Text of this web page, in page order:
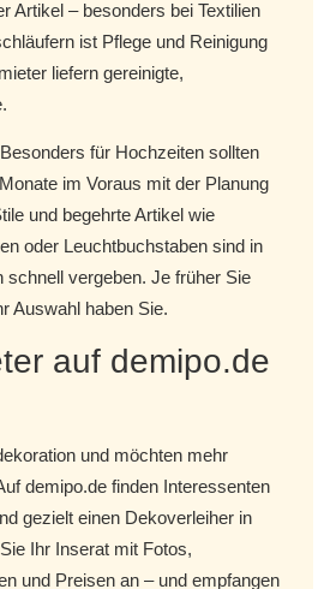
Artikel – besonders bei Textilien
ist Pflege und Reinigung
liefern gereinigte,
Besonders für Hochzeiten sollten
im Voraus mit der Planung
und begehrte Artikel wie
oder Leuchtbuchstaben sind in
vergeben. Je früher Sie
Auswahl haben Sie.
auf demipo.de
und möchten mehr
demipo.de finden Interessenten
gezielt einen Dekoverleiher in
Ihr Inserat mit Fotos,
und Preisen an – und empfangen